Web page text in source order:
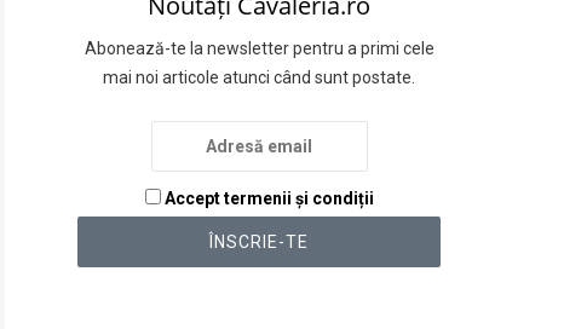
Abonează-te la newsletter pentru a primi cele
mai noi articole atunci când sunt postate.
Accept termenii și condiții